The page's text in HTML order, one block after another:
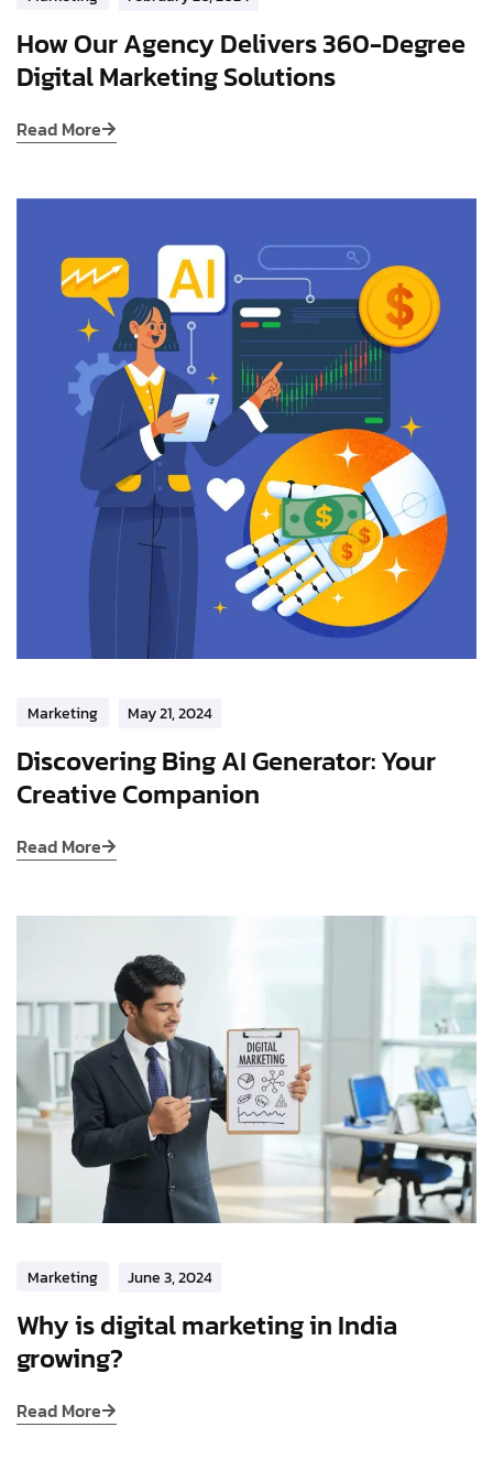
How Our Agency Delivers 360-Degree
Digital Marketing Solutions
Read More
Marketing May 21, 2024
Discovering Bing AI Generator: Your
Creative Companion
Read More
Marketing June 3, 2024
Why is digital marketing in India
growing?
Read More